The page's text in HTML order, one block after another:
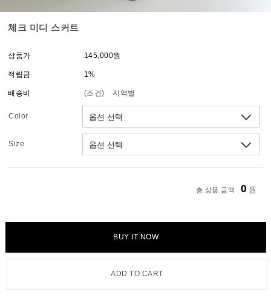
체크 미디 스커트
상품가 145,000원
적립금 1%
배송비 (조건) 지역별
Color
Size
총 상품 금액 0 원
BUY IT NOW
ADD TO CART